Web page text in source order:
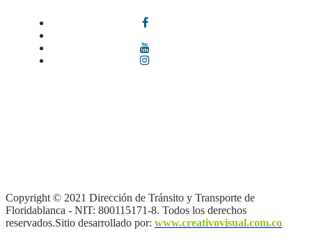
Copyright © 2021 Dirección de Tránsito y Transporte de
Floridablanca - NIT: 800115171-8. Todos los derechos
reservados.Sitio desarrollado por: www.creativovisual.com.co